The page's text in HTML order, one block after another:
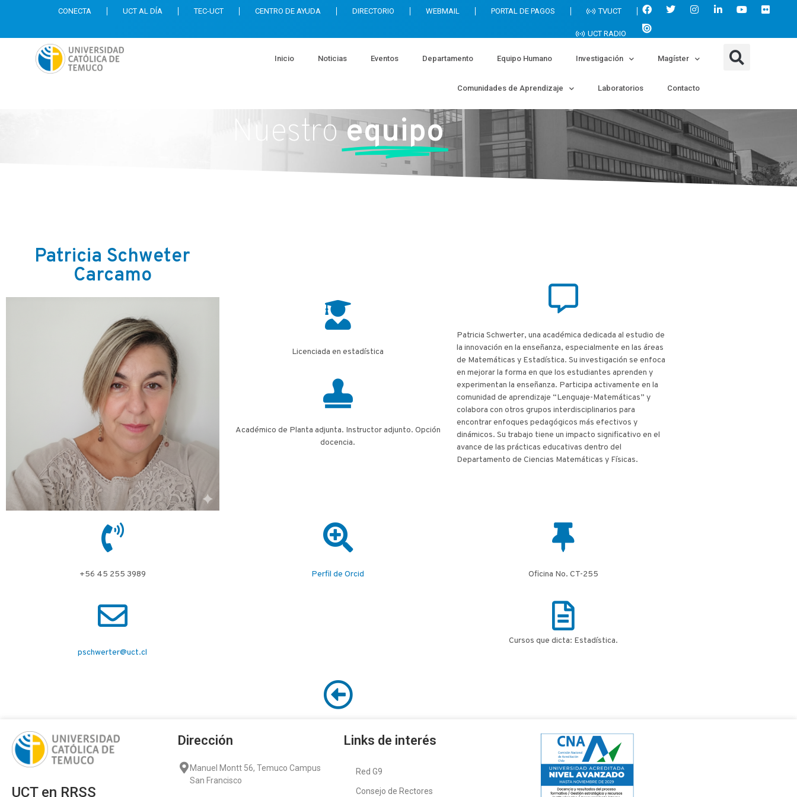
CONECTA UCT AL DÍA TEC-UCT CENTRO DE AYUDA DIRECTORIO WEBMAIL PORTAL DE PAGOS TVUCT
UCT RADIO
Inicio Noticias Eventos Departamento Equipo Humano Investigación Magíster
Comunidades de Aprendizaje Laboratorios Contacto
Nuestro equipo
Patricia Schweter
Carcamo
Licenciada en estadística
Académico de Planta adjunta. Instructor adjunto. Opción
docencia.
Patricia Schwerter, una académica dedicada al estudio de
la innovación en la enseñanza, especialmente en las áreas
de Matemáticas y Estadística. Su investigación se enfoca
en mejorar la forma en que los estudiantes aprenden y
experimentan la enseñanza. Participa activamente en la
comunidad de aprendizaje “Lenguaje-Matemáticas” y
colabora con otros grupos interdisciplinarios para
encontrar enfoques pedagógicos más efectivos y
dinámicos. Su trabajo tiene un impacto significativo en el
avance de las prácticas educativas dentro del
Departamento de Ciencias Matemáticas y Físicas.
+56 45 255 3989
pschwerter@uct.cl
Perfil de Orcid Oficina No. CT-255
Cursos que dicta: Estadística.
UCT en RRSS
Dirección
Manuel Montt 56, Temuco Campus
San Francisco
Links de interés
Red G9
Consejo de Rectores